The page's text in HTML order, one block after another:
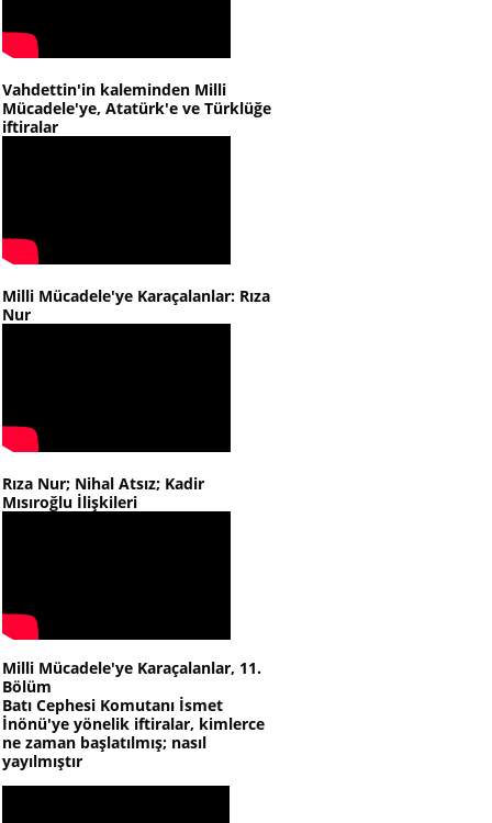
Vahdettin'in kaleminden Milli
Mücadele'ye, Atatürk'e ve Türklüğe
iftiralar
Milli Mücadele'ye Karaçalanlar: Rıza
Nur
Rıza Nur; Nihal Atsız; Kadir
Mısıroğlu İlişkileri
Milli Mücadele'ye Karaçalanlar, 11.
Bölüm
Batı Cephesi Komutanı İsmet
İnönü'ye yönelik iftiralar, kimlerce
ne zaman başlatılmış; nasıl
yayılmıştır